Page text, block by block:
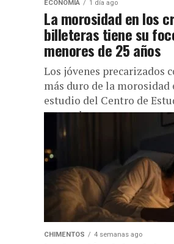
ECONOMIA 1 día ago
La morosidad en los
billeteras tiene su
menores de 25 años
Los jóvenes precarizados
más duro de la
estudio del Centro de
apoyo de...
CHIMENTOS 4 semanas ago